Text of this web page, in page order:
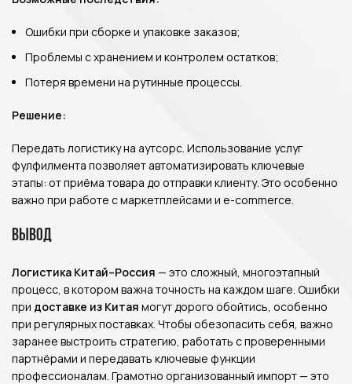
Ошибки при сборке и упаковке заказов;
Проблемы с хранением и контролем остатков;
Потеря времени на рутинные процессы.
Решение:
Передать логистику на аутсорс. Использование услуг
фулфилмента позволяет автоматизировать ключевые
этапы: от приёма товара до отправки клиенту. Это особенно
важно при работе с маркетплейсами и e-commerce.
Вывод
Логистика Китай–Россия — это сложный, многоэтапный
процесс, в котором важна точность на каждом шаге. Ошибки
при доставке из Китая могут дорого обойтись, особенно
при регулярных поставках. Чтобы обезопасить себя, важно
заранее выстроить стратегию, работать с проверенными
партнёрами и передавать ключевые функции
профессионалам. Грамотно организованный импорт — это